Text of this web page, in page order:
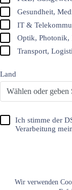
Wir verwenden
Gesundheit,
IT &
Optik, Photonik,
Transport,
Land
Wählen oder
Ich stimme der
Verarbeitung